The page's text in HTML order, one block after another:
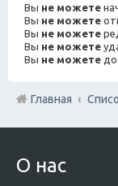
Вы не можете
Вы не можете
Вы не можете
Вы не можете
Вы не можете
Главная
О нас